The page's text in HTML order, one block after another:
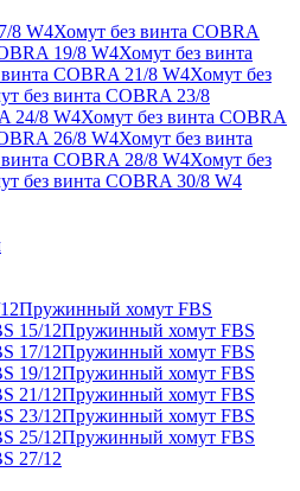
8 W4Хомут без винта COBRA
19/8 W4Хомут без винта
COBRA 21/8 W4Хомут без
без винта COBRA 23/8
24/8 W4Хомут без винта COBRA
26/8 W4Хомут без винта
COBRA 28/8 W4Хомут без
без винта COBRA 30/8 W4
Пружинный хомут FBS
15/12Пружинный хомут FBS
17/12Пружинный хомут FBS
19/12Пружинный хомут FBS
21/12Пружинный хомут FBS
23/12Пружинный хомут FBS
25/12Пружинный хомут FBS
27/12